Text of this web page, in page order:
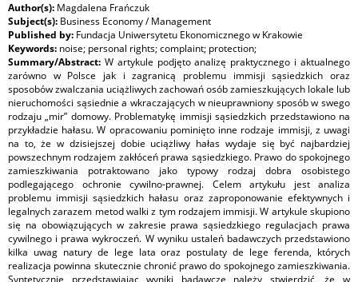
Author(s): Magdalena Frańczuk
Subject(s): Business Economy / Management
Published by: Fundacja Uniwersytetu Ekonomicznego w Krakowie
Keywords: noise; personal rights; complaint; protection;
Summary/Abstract: W artykule podjęto analizę praktycznego i aktualnego
zarówno w Polsce jak i zagranicą problemu immisji sąsiedzkich oraz
sposobów zwalczania uciążliwych zachowań osób zamieszkujących lokale lub
nieruchomości sąsiednie a wkraczających w nieuprawniony sposób w swego
rodzaju „mir” domowy. Problematykę immisji sąsiedzkich przedstawiono na
przykładzie hałasu. W opracowaniu pominięto inne rodzaje immisji, z uwagi
na to, że w dzisiejszej dobie uciążliwy hałas wydaje się być najbardziej
powszechnym rodzajem zakłóceń prawa sąsiedzkiego. Prawo do spokojnego
zamieszkiwania potraktowano jako typowy rodzaj dobra osobistego
podlegającego ochronie cywilno-prawnej. Celem artykułu jest analiza
problemu immisji sąsiedzkich hałasu oraz zaproponowanie efektywnych i
legalnych zarazem metod walki z tym rodzajem immisji. W artykule skupiono
się na obowiązujących w zakresie prawa sąsiedzkiego regulacjach prawa
cywilnego i prawa wykroczeń. W wyniku ustaleń badawczych przedstawiono
kilka uwag natury de lege lata oraz postulaty de lege ferenda, których
realizacja powinna skutecznie chronić prawo do spokojnego zamieszkiwania.
Syntetycznie przedstawiając wyniki badawcze należy stwierdzić, że w